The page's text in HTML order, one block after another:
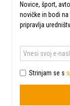
Novice, šport,
novičke in bodi
pripravlja
Strinjam se s